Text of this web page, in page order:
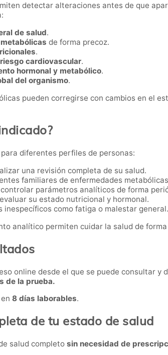
detectar alteraciones antes de que
de salud.
de forma precoz.
.
cardiovascular.
hormonal y metabólico.
del organismo.
pueden corregirse con cambios en el
diferentes perfiles de personas:
una revisión completa de su salud.
familiares de enfermedades
parámetros analíticos de forma
su estado nutricional y hormonal.
inespecíficos como fatiga o malestar general.
analítico permiten cuidar la salud de
online desde el que se puede consultar y
de la prueba.
8 días laborables.
de tu estado de salud
salud completo sin necesidad de